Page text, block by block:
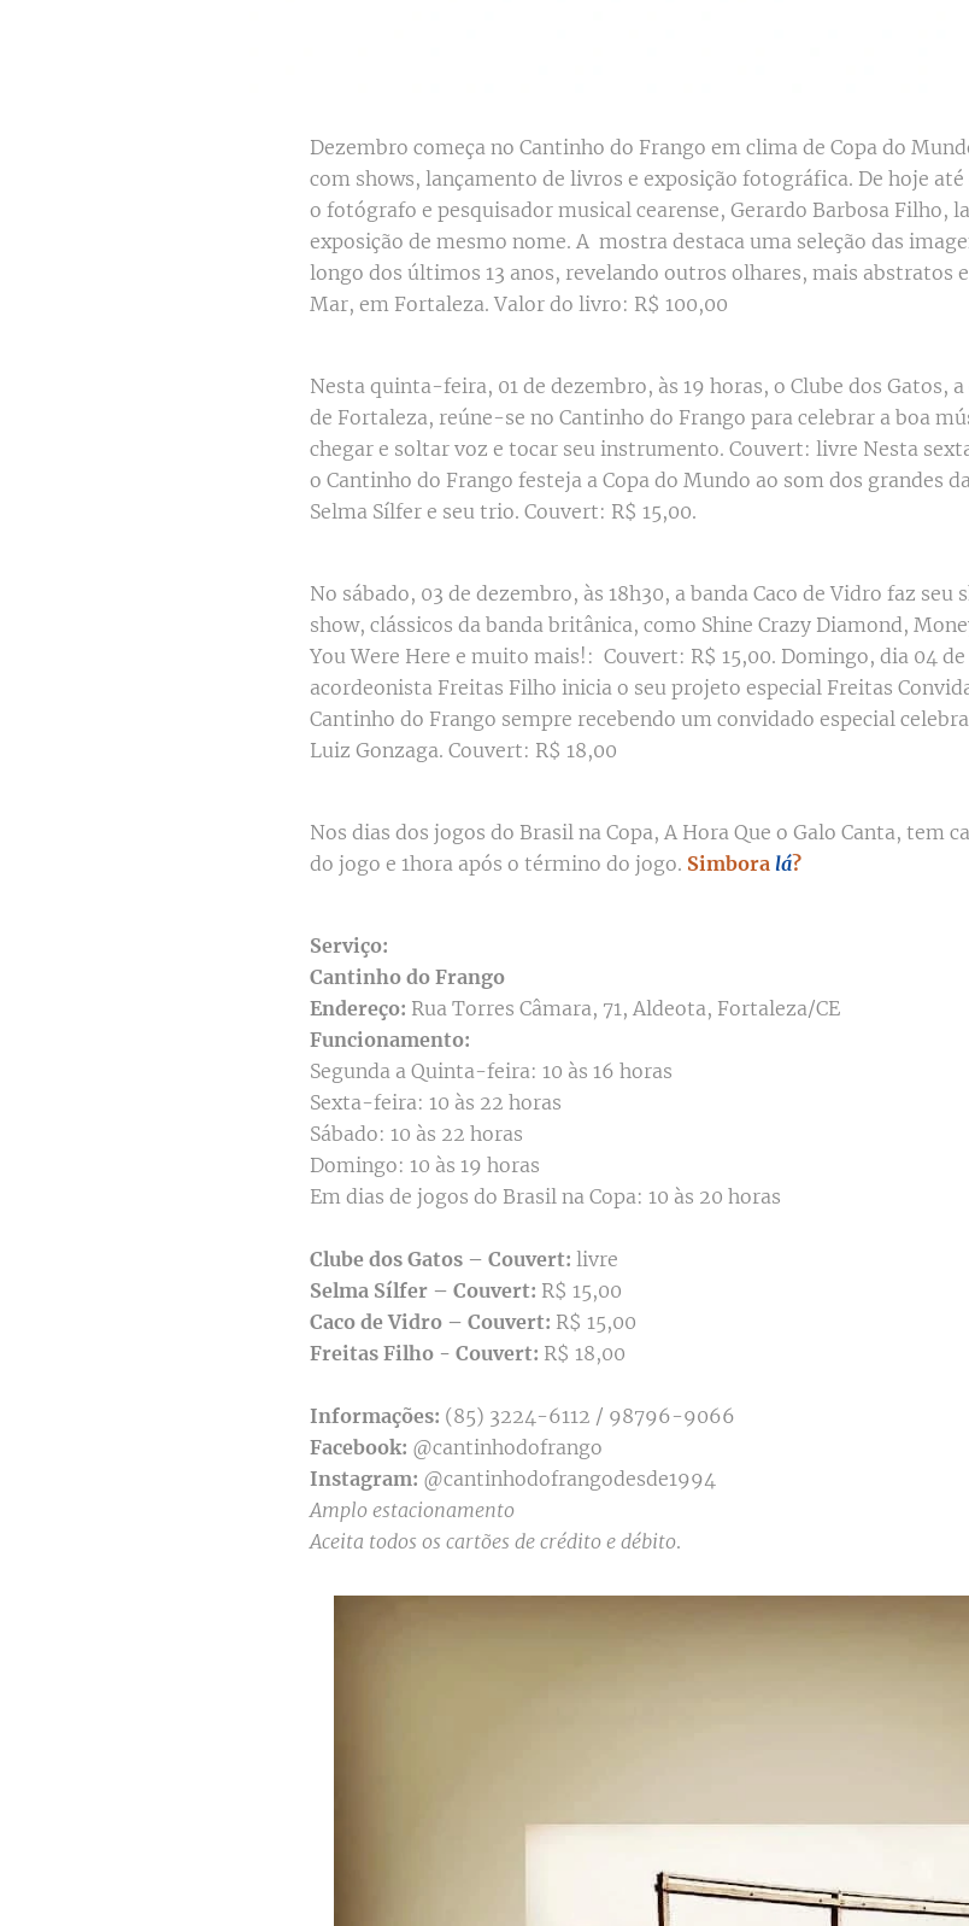
Dezembro começa no Cantinho do Frango em clima de Copa do
com shows, lançamento de livros e exposição fotográfica. De hoje
o fotógrafo e pesquisador musical cearense, Gerardo Barbosa Filho,
exposição de mesmo nome. A mostra destaca uma seleção das
longo dos últimos 13 anos, revelando outros olhares, mais abstratos
Mar, em Fortaleza. Valor do livro: R$ 100,00
Nesta quinta-feira, 01 de dezembro, às 19 horas, o Clube dos Gatos,
de Fortaleza, reúne-se no Cantinho do Frango para celebrar a boa
chegar e soltar voz e tocar seu instrumento. Couvert: livre Nesta
o Cantinho do Frango festeja a Copa do Mundo ao som dos grandes
Selma Sílfer e seu trio. Couvert: R$ 15,00.
No sábado, 03 de dezembro, às 18h30, a banda Caco de Vidro faz
show, clássicos da banda britânica, como Shine Crazy Diamond,
You Were Here e muito mais!: Couvert: R$ 15,00. Domingo, dia 04 de
acordeonista Freitas Filho inicia o seu projeto especial Freitas
Cantinho do Frango sempre recebendo um convidado especial
Luiz Gonzaga. Couvert: R$ 18,00
Nos dias dos jogos do Brasil na Copa, A Hora Que o Galo Canta, tem
do jogo e 1hora após o término do jogo. Simbora lá?
Serviço:
Cantinho do Frango
Endereço: Rua Torres Câmara, 71, Aldeota, Fortaleza/CE
Funcionamento:
Segunda a Quinta-feira: 10 às 16 horas
Sexta-feira: 10 às 22 horas
Sábado: 10 às 22 horas
Domingo: 10 às 19 horas
Em dias de jogos do Brasil na Copa: 10 às 20 horas
Clube dos Gatos – Couvert: livre
Selma Sílfer – Couvert: R$ 15,00
Caco de Vidro – Couvert: R$ 15,00
Freitas Filho - Couvert: R$ 18,00
Informações: (85) 3224-6112 / 98796-9066
Facebook: @cantinhodofrango
Instagram: @cantinhodofrangodesde1994
Amplo estacionamento
Aceita todos os cartões de crédito e débito.